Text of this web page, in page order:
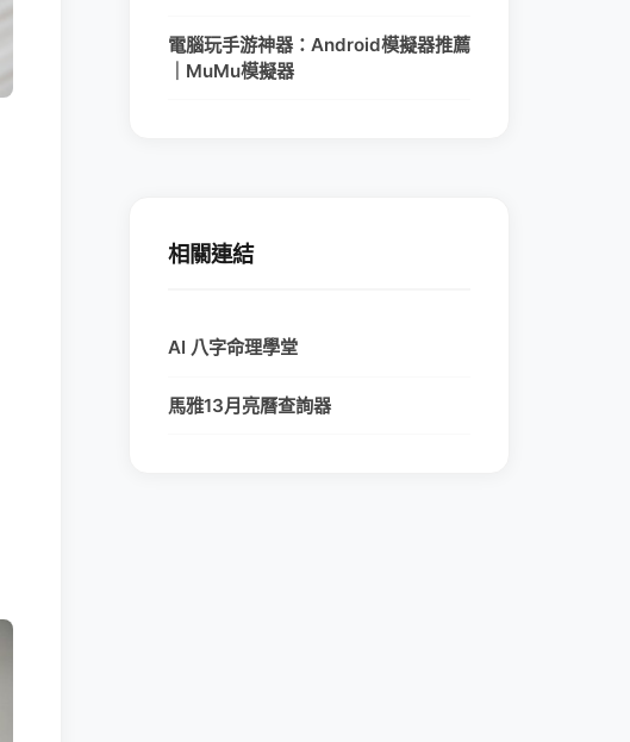
電腦玩手游神器：Android模擬器推薦
｜MuMu模擬器
相關連結
AI 八字命理學堂
馬雅13月亮曆查詢器